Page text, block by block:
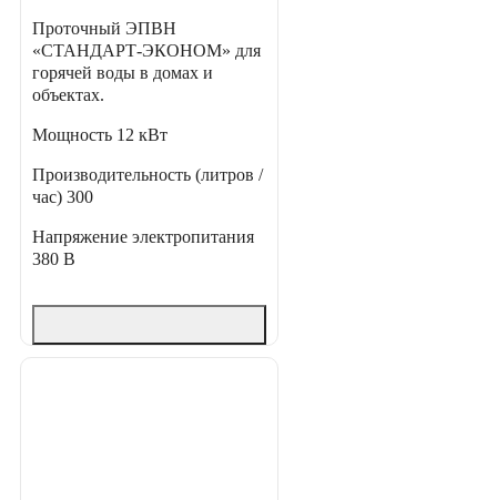
Проточный ЭПВН
«СТАНДАРТ-ЭКОНОМ» для
горячей воды в домах и
объектах.
Мощность 12 кВт
Производительность (литров /
час) 300
Напряжение электропитания
380 В